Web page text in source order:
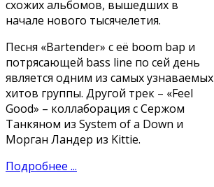
схожих альбомов, вышедших в
начале нового тысячелетия.
Песня «Bartender» с её boom bap и
потрясающей bass line по сей день
является одним из самых узнаваемых
хитов группы. Другой трек – «Feel
Good» – коллаборация с Сержом
Танкяном из System of a Down и
Морган Ландер из Kittie.
Подробнее ...